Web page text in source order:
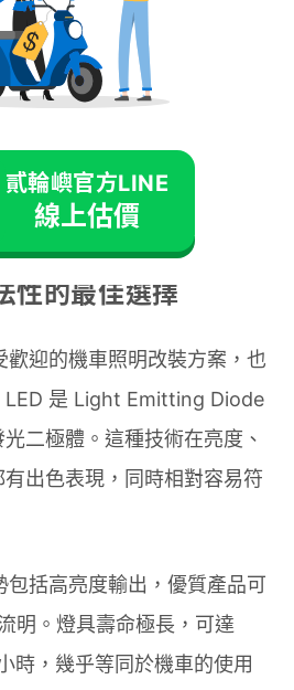
貳輪嶼官方LINE
線上估價
，影響車輛其他電子設備。
大燈性能出色，但並不是最
標準，實務上通過率極
性的最佳選擇
歡迎的機車照明改裝方案，也
LED 是 Light Emitting Diode
二極體。這種技術在亮度、
出色表現，同時相對容易符
包括高亮度輸出，優質產品可
明。燈具壽命極長，可達
時，幾乎等同於機車的使用